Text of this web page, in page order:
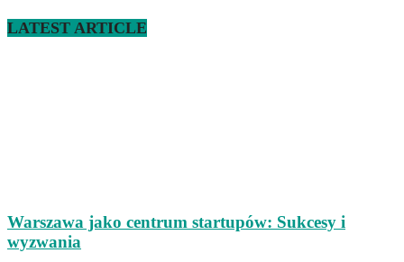
LATEST ARTICLE
Warszawa jako centrum startupów: Sukcesy i
wyzwania